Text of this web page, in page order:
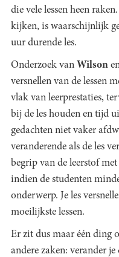
die vele lessen heen
kijken, is waarschijnlijk
uur durende les.
Onderzoek van Wilson
versnellen van de lessen
vlak van leerprestaties,
bij de les houden en tijd
gedachten niet vaker
veranderende als de les
begrip van de leerstof
indien de studenten
onderwerp. Je les
moeilijkste lessen.
Er zit dus maar één ding
andere zaken: verander